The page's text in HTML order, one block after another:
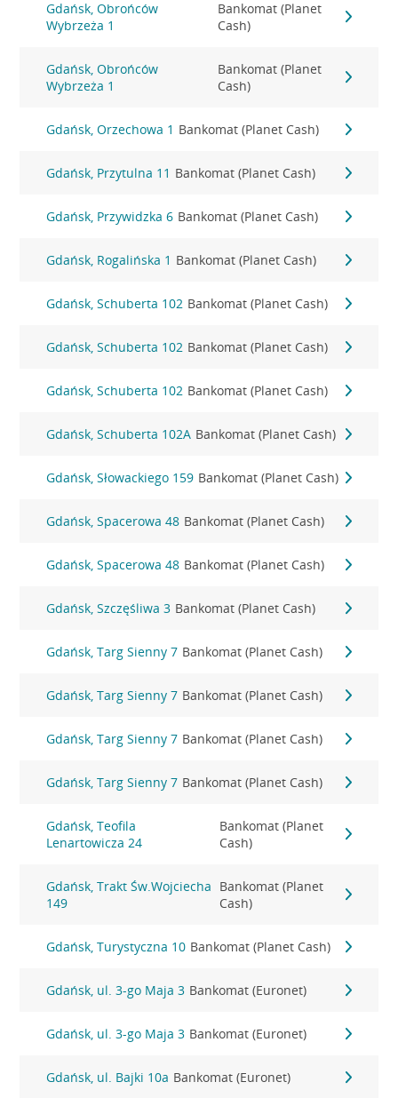
Gdańsk, Obrońców
Wybrzeża 1
Bankomat (Planet
Cash)
Gdańsk, Obrońców
Wybrzeża 1
Bankomat (Planet
Cash)
Gdańsk, Orzechowa 1 Bankomat (Planet Cash)
Gdańsk, Przytulna 11 Bankomat (Planet Cash)
Gdańsk, Przywidzka 6 Bankomat (Planet Cash)
Gdańsk, Rogalińska 1 Bankomat (Planet Cash)
Gdańsk, Schuberta 102 Bankomat (Planet Cash)
Gdańsk, Schuberta 102 Bankomat (Planet Cash)
Gdańsk, Schuberta 102 Bankomat (Planet Cash)
Gdańsk, Schuberta 102A Bankomat (Planet Cash)
Gdańsk, Słowackiego 159 Bankomat (Planet Cash)
Gdańsk, Spacerowa 48 Bankomat (Planet Cash)
Gdańsk, Spacerowa 48 Bankomat (Planet Cash)
Gdańsk, Szczęśliwa 3 Bankomat (Planet Cash)
Gdańsk, Targ Sienny 7 Bankomat (Planet Cash)
Gdańsk, Targ Sienny 7 Bankomat (Planet Cash)
Gdańsk, Targ Sienny 7 Bankomat (Planet Cash)
Gdańsk, Targ Sienny 7 Bankomat (Planet Cash)
Gdańsk, Teofila
Lenartowicza 24
Bankomat (Planet
Cash)
Gdańsk, Trakt Św.Wojciecha
149
Bankomat (Planet
Cash)
Gdańsk, Turystyczna 10 Bankomat (Planet Cash)
Gdańsk, ul. 3-go Maja 3 Bankomat (Euronet)
Gdańsk, ul. 3-go Maja 3 Bankomat (Euronet)
Gdańsk, ul. Bajki 10a Bankomat (Euronet)